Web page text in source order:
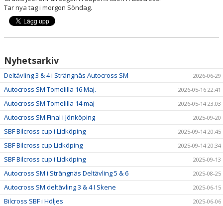
Tar nya tag i morgon Söndag.
Nyhetsarkiv
Deltävling 3 & 4 i Strängnäs Autocross SM 2026-06-29
Autocross SM Tomelilla 16 Maj. 2026-05-16 22:41
Autocross SM Tomelilla 14 maj 2026-05-14 23:03
Autocross SM Final i Jönköping 2025-09-20
SBF Bilcross cup i Lidköping 2025-09-14 20:45
SBF Bilcross cup Lidköping 2025-09-14 20:34
SBF Bilcross cup i Lidköping 2025-09-13
Autocross SM i Strängnäs Deltävling 5 & 6 2025-08-25
Autocross SM deltävling 3 & 4 I Skene 2025-06-15
Bilcross SBF i Höljes 2025-06-06